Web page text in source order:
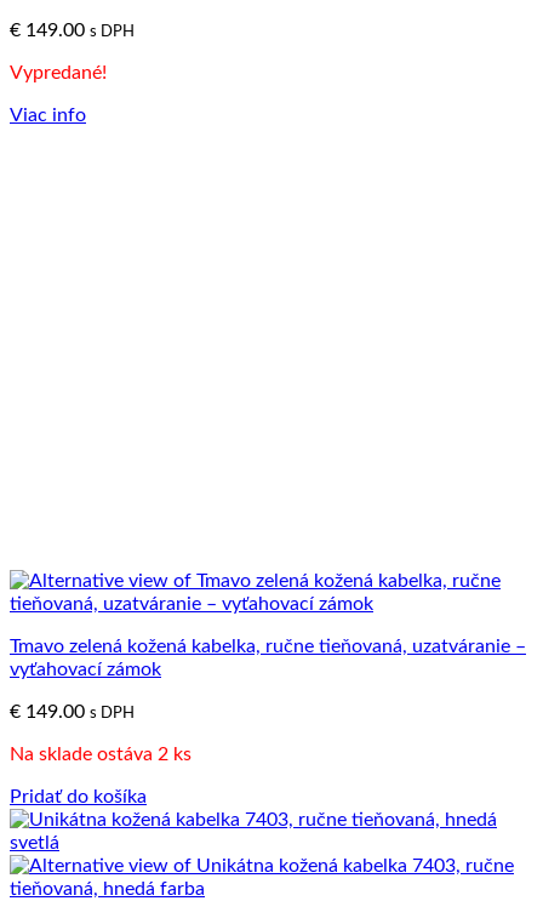
€ 149.00 s DPH
Vypredané!
Viac info
Tmavo zelená kožená kabelka, ručne tieňovaná, uzatváranie –
vyťahovací zámok
€ 149.00 s DPH
Na sklade ostáva 2 ks
Pridať do košíka